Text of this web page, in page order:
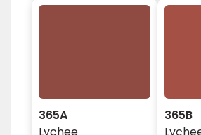
365A
365B